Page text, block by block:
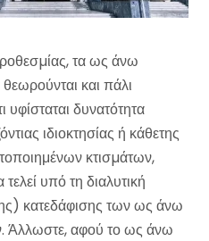
τα ως άνω
και πάλι
υφίσταται δυνατότητα
ιδιοκτησίας ή κάθετης
κτισµάτων,
υπό τη διαλυτική
κατεδάφισης των ως άνω
Άλλωστε, αφού το ως άνω